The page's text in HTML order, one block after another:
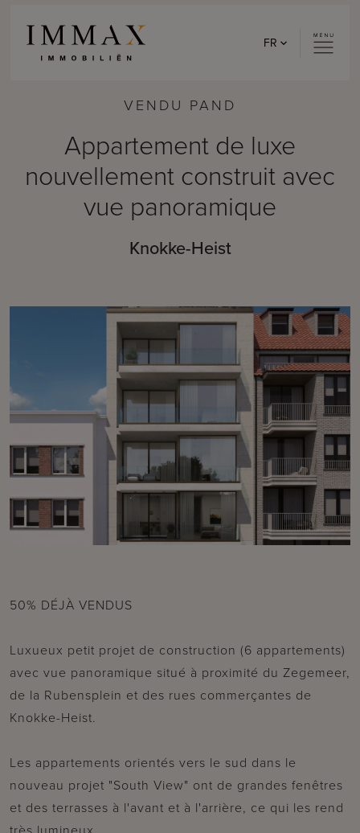
FR
VENDU PAND
Appartement de luxe
nouvellement construit avec
vue panoramique
Knokke-Heist
50% DÉJÀ VENDUS
Luxueux petit projet de construction (6 appartements)
avec vue panoramique situé à proximité du Zegemeer,
de la Rubensplein et des rues commerçantes de
Knokke-Heist.
Les appartements orientés vers le sud dans le
nouveau projet "South View" ont de grandes fenêtres
et des terrasses à l'avant et à l'arrière, ce qui les rend